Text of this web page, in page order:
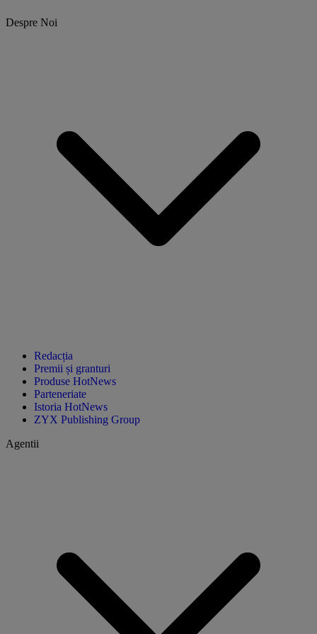
Despre Noi
Redacția
Premii și granturi
Produse HotNews
Parteneriate
Istoria HotNews
ZYX Publishing Group
Agentii